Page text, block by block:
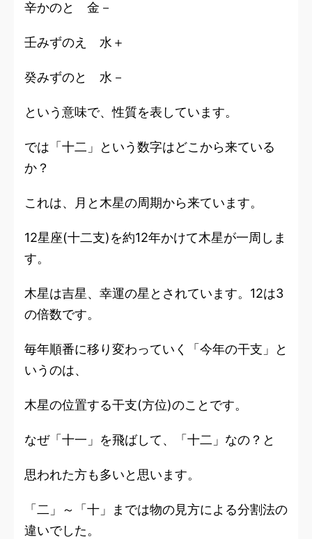
辛かのと 金－
壬みずのえ 水＋
癸みずのと 水－
という意味で、性質を表しています。
では「十二」という数字はどこから来ている
か？
これは、 月と木星の周期から来ています。
12星座(十二支)を約12年かけて木星が一周しま
す。
木星は吉星、幸運の星とされています。12は3
の倍数です。
毎年順番に移り変わっていく「今年の干支」と
いうのは、
木星の位置する干支(方位)のことです。
なぜ「十一」を飛ばして、「十二」なの？と
思われた方も多いと思います。
「二」～「十」までは物の見方による分割法の
違いでした。